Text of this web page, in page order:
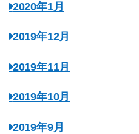
2020年1月
2019年12月
2019年11月
2019年10月
2019年9月